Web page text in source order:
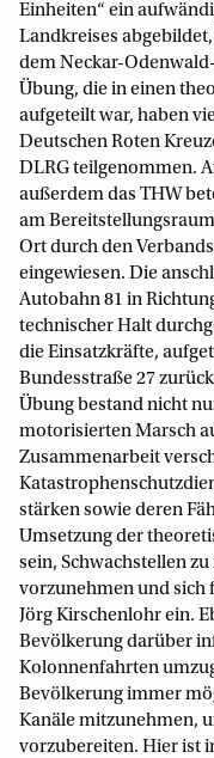
Einheiten“ ein
Landkreises
dem Neckar-
Übung, die in einen
aufgeteilt war, haben
Deutschen Roten
DLRG teilgenommen.
außerdem das THW
am
Ort durch den
eingewiesen. Die
Autobahn 81 in
technischer Halt
die Einsatzkräfte,
Bundesstraße 27
Übung bestand nicht
motorisierten Marsch
Zusammenarbeit
stärken sowie deren
Umsetzung der
sein, Schwachstellen
vorzunehmen und sich
Jörg Kirschenlohr ein.
Bevölkerung darüber
Kolonnenfahrten
Bevölkerung immer
Kanäle mitzunehmen,
vorzubereiten. Hier ist